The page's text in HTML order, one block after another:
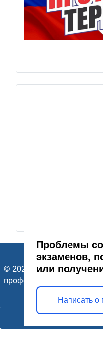
Previous
Проблемы
экзаменов,
или
Написать о
© 2026 ГАПОУ
профессиональный